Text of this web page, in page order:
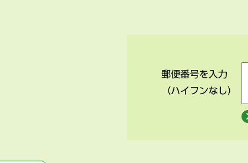
郵便番号を入力
（ハイフンなし）